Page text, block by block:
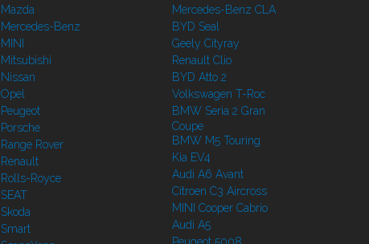
Mazda
Mercedes-Benz
MINI
Mitsubishi
Nissan
Opel
Peugeot
Porsche
Range Rover
Renault
Rolls-Royce
SEAT
Skoda
Smart
Mercedes-Benz CLA
BYD Seal
Geely Cityray
Renault Clio
BYD Atto 2
Volkswagen T-Roc
BMW Seria 2 Gran
Coupe
BMW M5 Touring
Kia EV4
Audi A6 Avant
Citroen C3 Aircross
MINI Cooper Cabrio
Audi A5